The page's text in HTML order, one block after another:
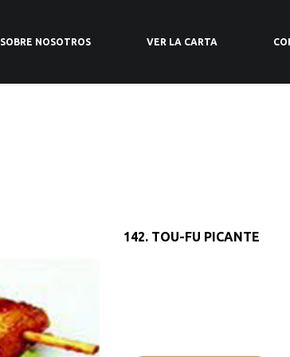
SOBRE NOSOTROS VER LA CARTA
142. TOU-FU PICANTE